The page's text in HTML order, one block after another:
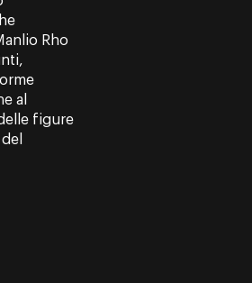
Rho
al
figure